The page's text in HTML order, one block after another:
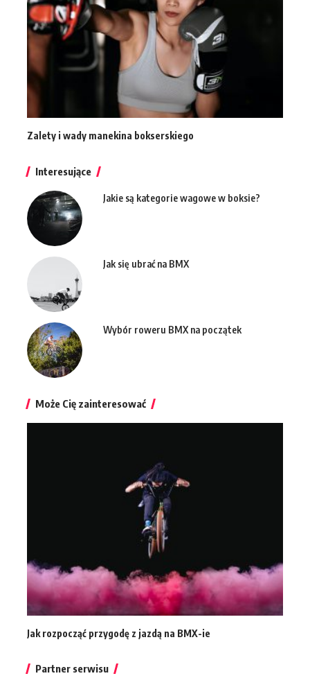
Zalety i wady manekina bokserskiego
Interesujące
Jakie są kategorie wagowe w boksie?
Jak się ubrać na BMX
Wybór roweru BMX na początek
Może Cię zainteresować
Jak rozpocząć przygodę z jazdą na BMX-ie
Partner serwisu